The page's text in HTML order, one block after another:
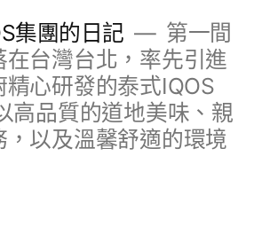
集團的日記
第一間
在台灣台北，率先引進
心研發的泰式IQOS
高品質的道地美味、親
以及溫馨舒適的環境